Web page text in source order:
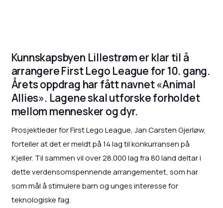
Kunnskapsbyen Lillestrøm er klar til å
arrangere First Lego League for 10. gang.
Årets oppdrag har fått navnet «Animal
Allies». Lagene skal utforske forholdet
mellom mennesker og dyr.
Prosjektleder for First Lego League, Jan Carsten Gjerløw,
forteller at det er meldt på 14 lag til konkurransen på
Kjeller. Til sammen vil over 28.000 lag fra 80 land deltar i
dette verdensomspennende arrangementet, som har
som mål å stimulere barn og unges interesse for
teknologiske fag.